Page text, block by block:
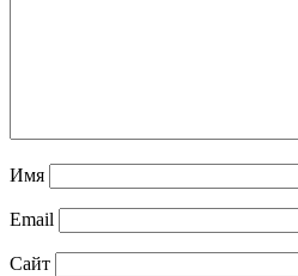
Имя
Email
Сайт